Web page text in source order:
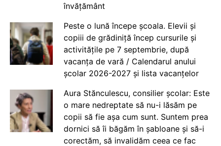
învățământ
Peste o lună începe școala. Elevii și
copiii de grădiniță încep cursurile și
activitățile pe 7 septembrie, după
vacanța de vară / Calendarul anului
școlar 2026-2027 și lista vacanțelor
Aura Stănculescu, consilier școlar: Este
o mare nedreptate să nu-i lăsăm pe
copii să fie așa cum sunt. Suntem prea
dornici să îi băgăm în șabloane și să-i
corectăm, să invalidăm ceea ce fac